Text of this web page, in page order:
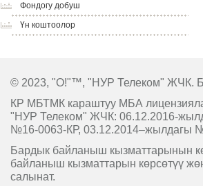
Фондогу добуш
Үн коштоолор
© 2023, "O!"™, "НУР Телеком" ЖЧК.
КР МБТМК караштуу МБА
"НУР Телеком" ЖЧК: 06.12.2016-
№16-0063-КР, 03.12.2014–жылдагы
Бардык байланыш кызматтарынын
байланыш кызматтарын көрсөтүү
салынат.